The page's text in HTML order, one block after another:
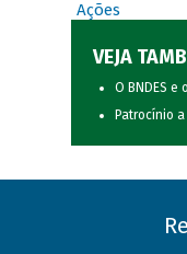
Ações
VEJA
O BNDES e
Patrocínio